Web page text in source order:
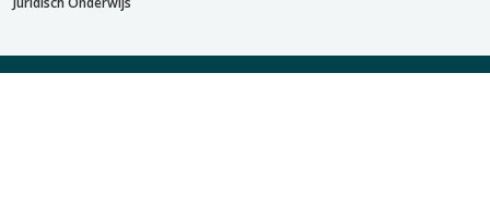
Inschrijven met account